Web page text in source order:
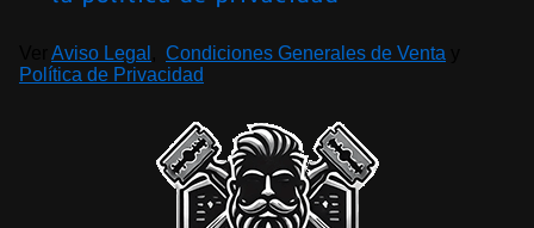
Aviso Legal Condiciones Generales de Venta
Política de Privacidad